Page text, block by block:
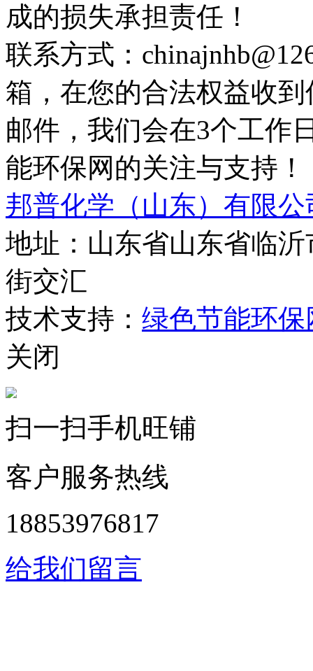
成的损失承担责任！
联系方式：
箱，在您的合法权益收
邮件，我们会在3个工作
能环保网的关注与支持！
邦普化学（山东）有限公
地址：山东省山东省临
街交汇
技术支持： 绿色节能环保
关闭
扫一扫手机旺铺
客户服务热线
18853976817
给我们留言